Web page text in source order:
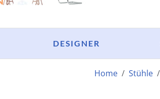
DESIGNER
Home Stühle